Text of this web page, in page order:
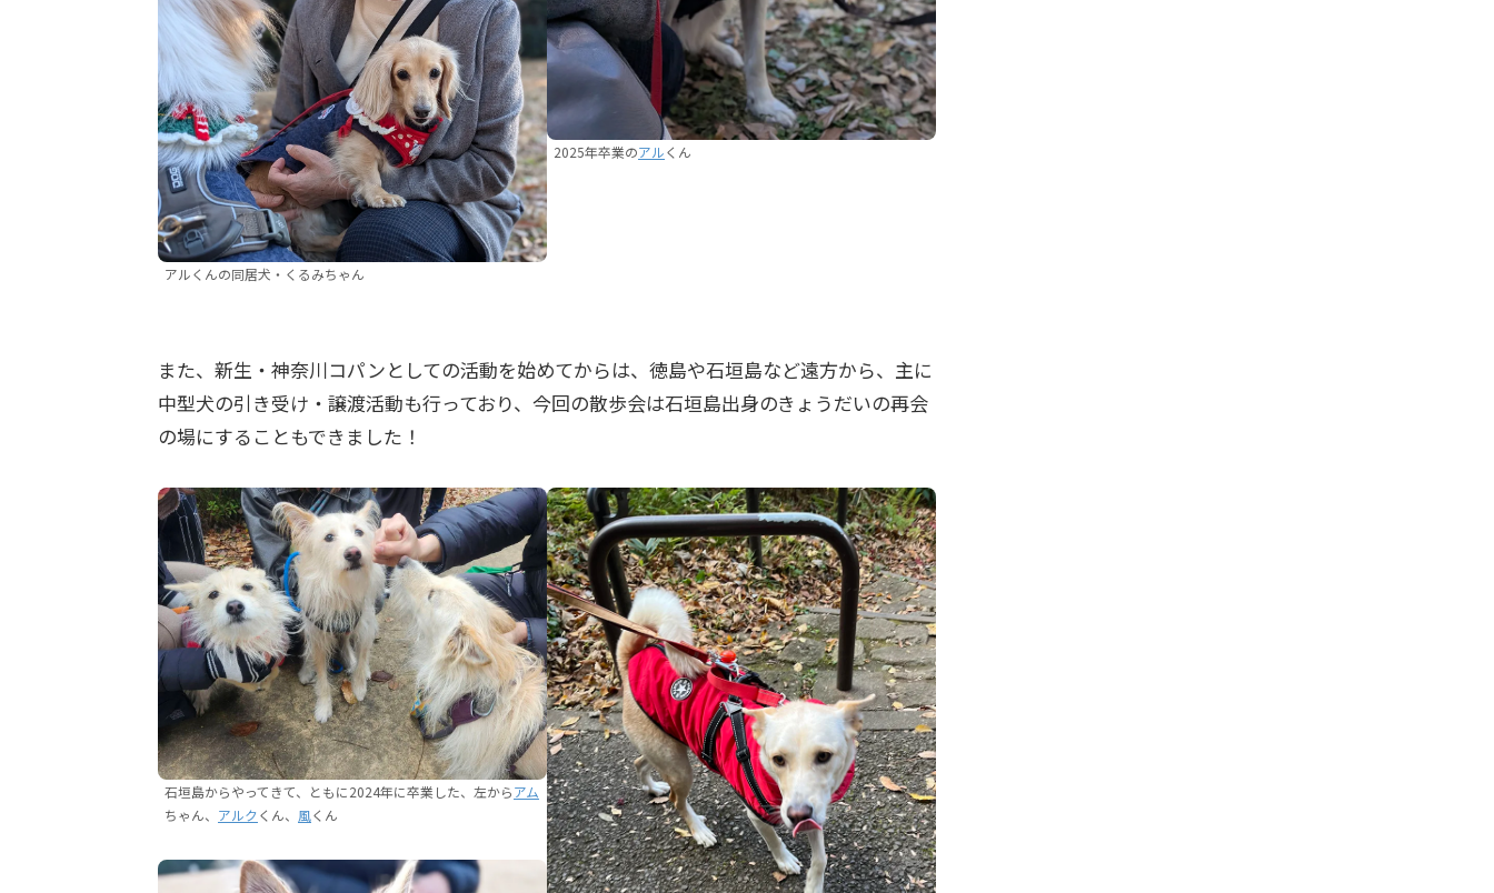
アルくんの同居犬・くるみちゃん
2025年卒業のアルくん
また、新生・神奈川コパンとしての活動を始めてからは、徳島や石垣島など遠方から、主に
中型犬の引き受け・譲渡活動も行っており、今回の散歩会は石垣島出身のきょうだいの再会
の場にすることもできました！
石垣島からやってきて、ともに2024年に卒業した、左からアム
ちゃん、 アルクくん、 風くん